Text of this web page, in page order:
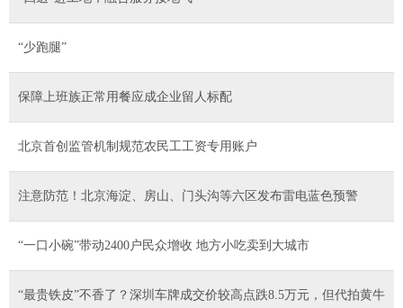
“少跑腿”
保障上班族正常用餐应成企业留人标配
北京首创监管机制规范农民工工资专用账户
注意防范！北京海淀、房山、门头沟等六区发布雷电蓝色预警
“一口小碗”带动2400户民众增收 地方小吃卖到大城市
“最贵铁皮”不香了？深圳车牌成交价较高点跌8.5万元，但代拍黄牛